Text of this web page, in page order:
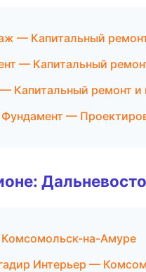
— Капитальный
— Капитальный
Капитальный ремонт и
—
на-Амуре
Интерьер —